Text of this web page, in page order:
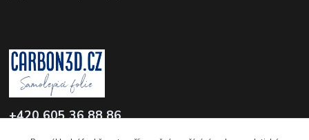
+420 605 36 88 86